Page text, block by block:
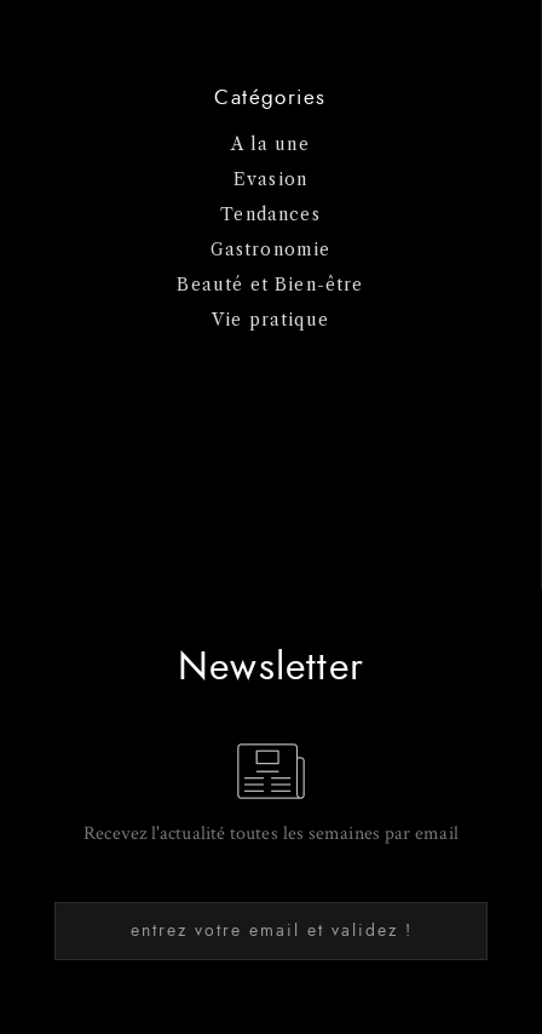
Catégories
A la une
Evasion
Tendances
Gastronomie
Beauté et Bien-être
Vie pratique
Newsletter
Recevez l'actualité toutes les semaines par email